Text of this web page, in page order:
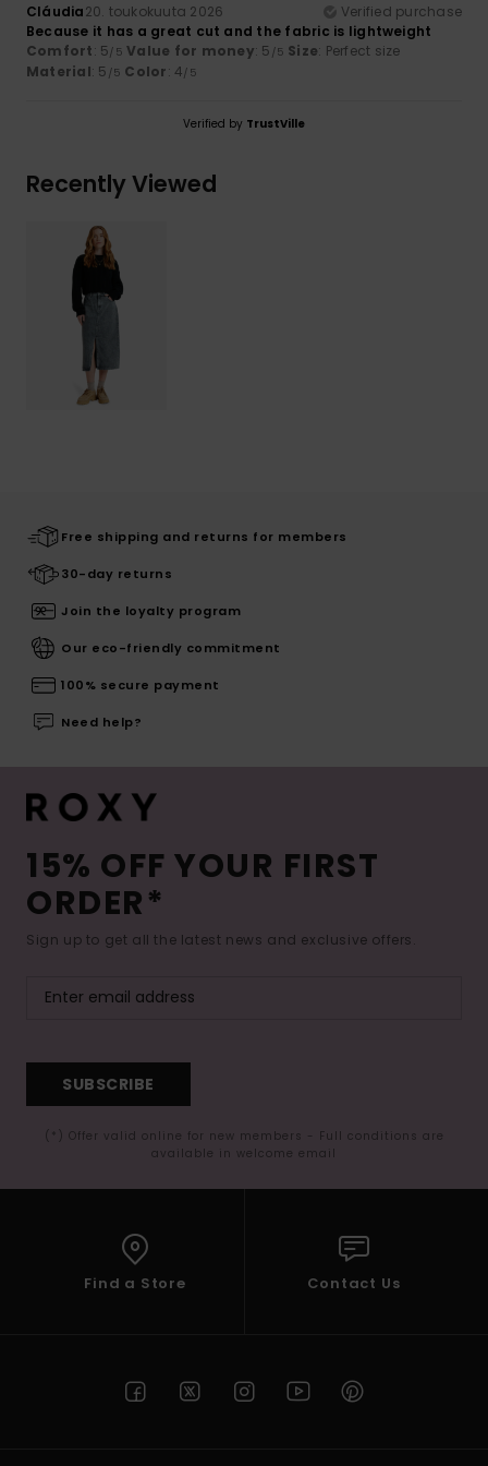
Cláudia20. toukokuuta 2026
Verified purchase
Because it has a great cut and the fabric is lightweight
Comfort: 5/5 Value for money: 5 /5 Size: Perfect size
Material: 5 /5 Color: 4/5
Verified by TrustVille
Recently Viewed
Free shipping and returns for members
30-day returns
Join the loyalty program
Our eco-friendly commitment
100% secure payment
Need help?
15% OFF YOUR FIRST
ORDER*
Sign up to get all the latest news and exclusive offers.
SUBSCRIBE
(*) Offer valid online for new members - Full conditions are
available in welcome email
Find a Store Contact Us